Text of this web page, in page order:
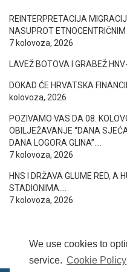
We use cookies to
service. Cookie Policy
REINTERPRETACIJA
NASUPROT
7 kolovoza, 2026
LAVEŽ BOTOVA I GRABEŽ
DOKAD ĆE HRVATSKA
kolovoza, 2026
POZIVAMO VAS DA 08.
OBILJEŽAVANJE “DANA
DANA LOGORA GLINA”….
7 kolovoza, 2026
HNS I DRŽAVA GLUME RED, A
STADIONIMA….
7 kolovoza, 2026